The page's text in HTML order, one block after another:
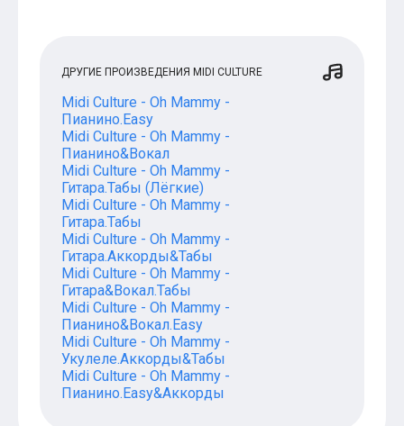
ДРУГИЕ ПРОИЗВЕДЕНИЯ MIDI CULTURE
Midi Culture - Oh Mammy -
Пианино.Easy
Midi Culture - Oh Mammy -
Пианино&Вокал
Midi Culture - Oh Mammy -
Гитара.Табы (Лёгкие)
Midi Culture - Oh Mammy -
Гитара.Табы
Midi Culture - Oh Mammy -
Гитара.Аккорды&Табы
Midi Culture - Oh Mammy -
Гитара&Вокал.Табы
Midi Culture - Oh Mammy -
Пианино&Вокал.Easy
Midi Culture - Oh Mammy -
Укулеле.Аккорды&Табы
Midi Culture - Oh Mammy -
Пианино.Easy&Аккорды